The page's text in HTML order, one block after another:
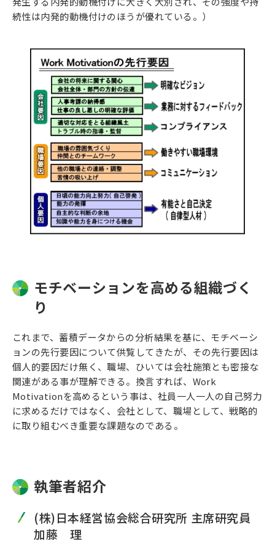
続性は内発的動機付けのほうが優れている。）
モチベーションを高める組織づく
り
これまで、蓄積データからの分析結果を基に、モチベーシ
ョンの先行要因について供覧してきたが、その先行要因は
個人的要因だけ無く、職場、ひいては会社施策とも密接な
関連がある事が理解できる。換言すれば、Work
Motivationを高めるという事は、社員一人一人の自己努力
に求めるだけではなく、会社として、職場として、戦略的
に取り組むべき重要な課題なのである。
執筆者紹介
(株)日本経営協会総合研究所 主席研究員
加藤 理